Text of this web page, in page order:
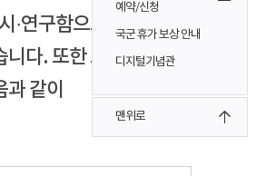
예약/신청
국군 휴가 보상 안내
디지털기념관
맨위로
·연구함으로써
니다. 또한 모든
과 같이